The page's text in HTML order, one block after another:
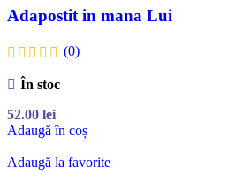
Adapostit in mana Lui
(0)
În stoc
52.00 lei
Adaugă în coș
Adaugă la favorite